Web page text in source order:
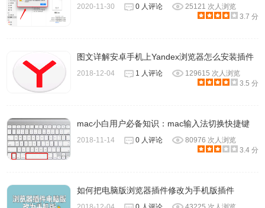
您也可以为特定网站配置插件，无论该网站当前是否需要相
关插件：
2020-11-30 0 人评论
25121 次人浏览
3.7 分
图文详解安卓手机上Yandex浏览器怎么安装插件
2018-12-04 1 人评论
129615 次人浏览
3.5 分
mac小白用户必备知识：mac输入法切换快捷键
2018-11-14 0 人评论
80976 次人浏览
3.4 分
如何把电脑版浏览器插件修改为手机版插件